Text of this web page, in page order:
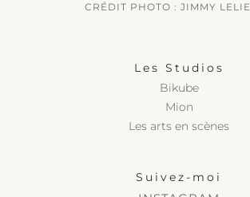
CRÉDIT PHOTO : JIMMY
Les Studios
Bikube
Mion
Les arts en scènes
Suivez-moi